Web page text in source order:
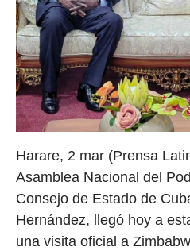
Harare, 2 mar (Prensa
Asamblea Nacional del
Consejo de Estado de
Hernández, llegó hoy a
una visita oficial a